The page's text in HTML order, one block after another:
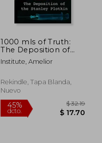
1000 mls of Truth:
The Deposition of
Stanley Plotkin (en
Inglés)
Institute, Amelior
Rekindle, Tapa Blanda,
Nuevo